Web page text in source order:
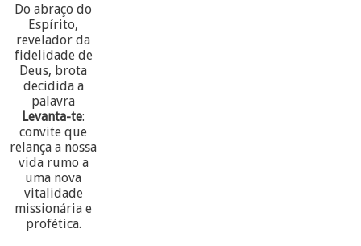
Do abraço do
Espírito,
revelador da
fidelidade de
Deus, brota
decidida a
palavra
Levanta-te:
convite que
relança a nossa
vida rumo a
uma nova
vitalidade
missionária e
profética.